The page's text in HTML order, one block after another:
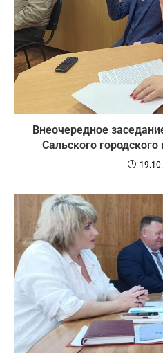
Внеочередное
Сальского